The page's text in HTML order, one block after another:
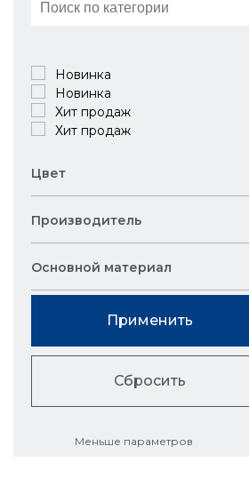
Новинка
Новинка
Хит продаж
Хит продаж
Цвет
Производитель
Основной материал
Применить
Сбросить
Меньше параметров